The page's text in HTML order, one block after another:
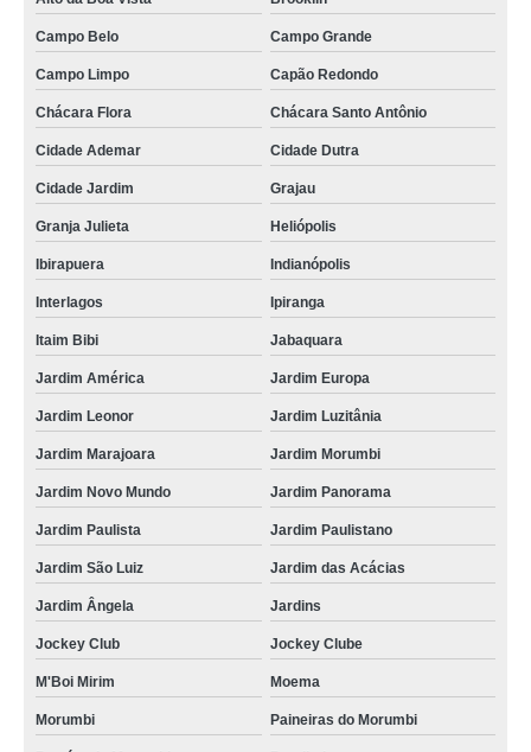
Campo Belo Campo Grande
Campo Limpo Capão Redondo
Chácara Flora Chácara Santo Antônio
Cidade Ademar Cidade Dutra
Cidade Jardim Grajau
Granja Julieta Heliópolis
Ibirapuera Indianópolis
Interlagos Ipiranga
Itaim Bibi Jabaquara
Jardim América Jardim Europa
Jardim Leonor Jardim Luzitânia
Jardim Marajoara Jardim Morumbi
Jardim Novo Mundo Jardim Panorama
Jardim Paulista Jardim Paulistano
Jardim São Luiz Jardim das Acácias
Jardim Ângela Jardins
Jockey Club Jockey Clube
M'Boi Mirim Moema
Morumbi Paineiras do Morumbi